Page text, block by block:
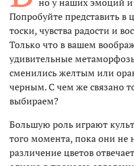
Попробуйте представить в
тоски, чувства радости и
Только что в вашем
удивительные
сменились желтым или
черным. С чем же связано
выбираем?
Большую роль играют
того момента, пока они не
различение цветов